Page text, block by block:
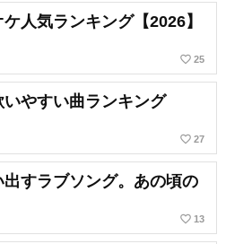
人気ランキング【2026】
favorite_border 25
いやすい曲ランキング
favorite_border 27
すラブソング。あの頃の
favorite_border 13